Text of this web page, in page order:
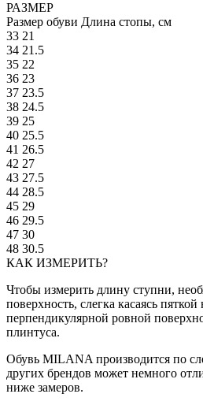
РАЗМЕР
Размер обуви Длина стопы, см
33 21
34 21.5
35 22
36 23
37 23.5
38 24.5
39 25
40 25.5
41 26.5
42 27
43 27.5
44 28.5
45 29
46 29.5
47 30
48 30.5
КАК ИЗМЕРИТЬ?
Чтобы измерить длину ступни,
поверхность, слегка касаясь
перпендикулярной ровной
плинтуса.
Обувь MILANA производится по
других брендов может немного
ниже замеров.